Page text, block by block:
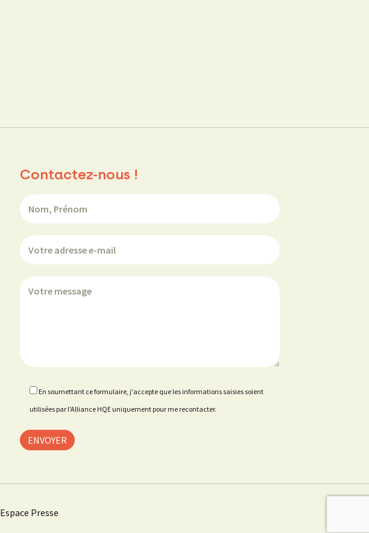
Contactez-nous !
En soumettant ce formulaire, j'accepte que les informations saisies soient
utilisées par l'Alliance HQE uniquement pour me recontacter.
Espace Presse